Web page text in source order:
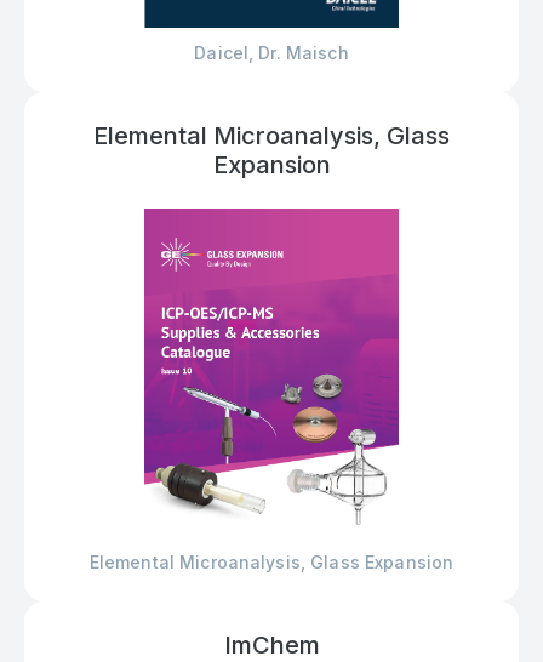
Daicel, Dr. Maisch
Elemental Microanalysis, Glass
Expansion
Elemental Microanalysis, Glass Expansion
ImChem